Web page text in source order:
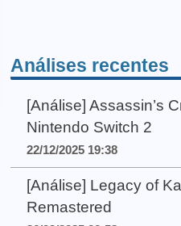
Análises recentes
[Análise] Assassin’s
Nintendo Switch 2
22/12/2025 19:38
[Análise] Legacy of
Remastered